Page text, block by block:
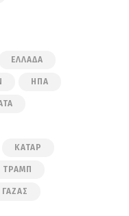
ΕΛΛΆΔΑ
ΗΠΑ
ΚΑΤΆΡ